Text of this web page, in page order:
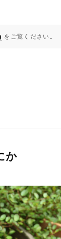
をご覧ください。
か